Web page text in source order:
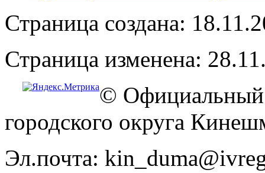
Страница создана:
Страница изменена:
© Официальный
городского округа
Эл.почта: